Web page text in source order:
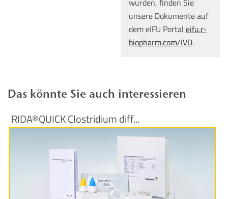
wurden, finden Sie
unsere Dokumente auf
dem eIFU Portal eifu.r-
biopharm.com/IVD.
Das könnte Sie auch interessieren
RIDA®QUICK Clostridium diff...
Produktinformationen